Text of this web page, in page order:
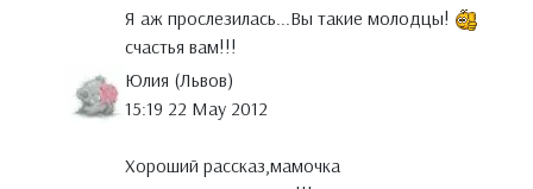
Я аж прослезилась...Вы такие молодцы!
счастья вам!!!
Юлия (Львов)
15:19 22 May 2012
Хороший рассказ,мамочка